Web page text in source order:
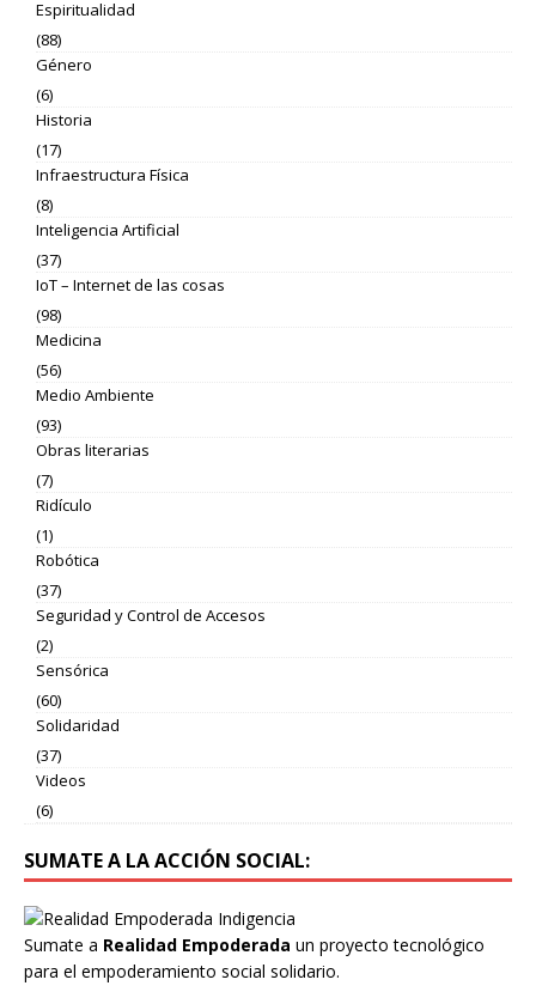
Espiritualidad
(88)
Género
(6)
Historia
(17)
Infraestructura Física
(8)
Inteligencia Artificial
(37)
IoT – Internet de las cosas
(98)
Medicina
(56)
Medio Ambiente
(93)
Obras literarias
(7)
Ridículo
(1)
Robótica
(37)
Seguridad y Control de Accesos
(2)
Sensórica
(60)
Solidaridad
(37)
Videos
(6)
SUMATE A LA ACCIÓN SOCIAL:
Sumate a Realidad Empoderada un proyecto tecnológico
para el empoderamiento social solidario.